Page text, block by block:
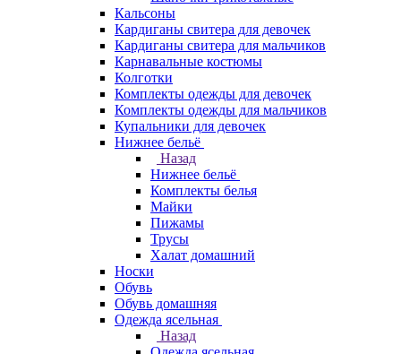
Кальсоны
Кардиганы свитера для девочек
Кардиганы свитера для мальчиков
Карнавальные костюмы
Колготки
Комплекты одежды для девочек
Комплекты одежды для мальчиков
Купальники для девочек
Нижнее бельё
Назад
Нижнее бельё
Комплекты белья
Майки
Пижамы
Трусы
Халат домашний
Носки
Обувь
Обувь домашняя
Одежда ясельная
Назад